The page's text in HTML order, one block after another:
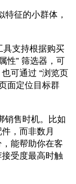
特征的小群体，
具支持根据购买
性” 筛选器，可
可通过 “浏览页
面定位目标群
销售时机。比如
，而非数月
能帮助你在客
受度最高时触